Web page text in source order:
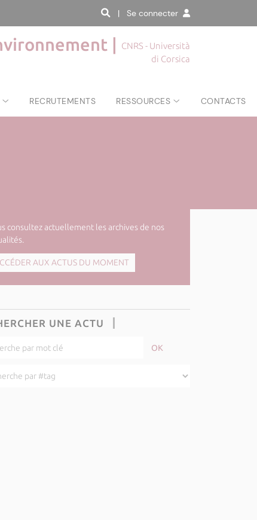
| Se connecter
|
CNRS - Università
di Corsica
RECRUTEMENTS RESSOURCES CONTACTS
consultez actuellement les archives de nos
AUX ACTUS DU MOMENT
UNE ACTU